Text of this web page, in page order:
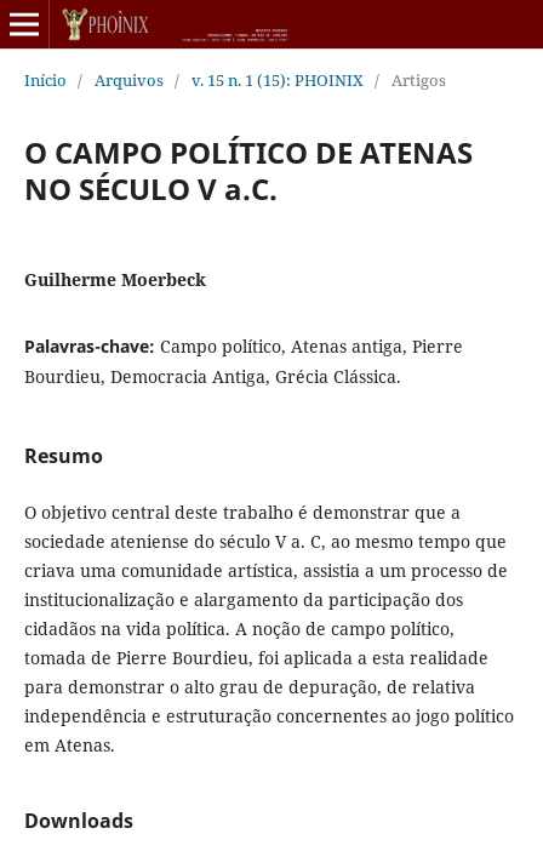
Início / Arquivos / v. 15 n. 1 (15): PHOINIX / Artigos
O CAMPO POLÍTICO DE ATENAS
NO SÉCULO V a.C.
Guilherme Moerbeck
Palavras-chave: Campo político, Atenas antiga, Pierre
Bourdieu, Democracia Antiga, Grécia Clássica.
Resumo
O objetivo central deste trabalho é demonstrar que a
sociedade ateniense do século V a. C, ao mesmo tempo que
criava uma comunidade artística, assistia a um processo de
institucionalização e alargamento da participação dos
cidadãos na vida política. A noção de campo político,
tomada de Pierre Bourdieu, foi aplicada a esta realidade
para demonstrar o alto grau de depuração, de relativa
independência e estruturação concernentes ao jogo político
em Atenas.
Downloads